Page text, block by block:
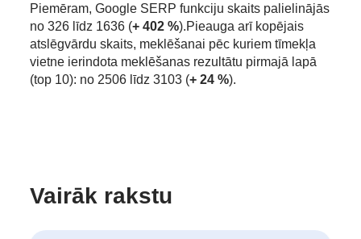
Piemēram, Google SERP funkciju skaits palielinājās
no 326 līdz 1636 (+ 402 %).Pieauga arī kopējais
atslēgvārdu skaits, meklēšanai pēc kuriem tīmekļa
vietne ierindota meklēšanas rezultātu pirmajā lapā
(top 10): no 2506 līdz 3103 (+ 24 %).
Vairāk rakstu